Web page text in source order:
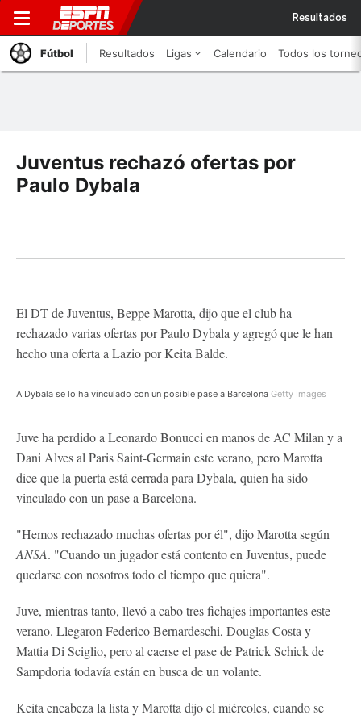
Resultados
Fútbol Resultados Ligas Calendario Todos los
Juventus rechazó ofertas por
Paulo Dybala
El DT de Juventus, Beppe Marotta, dijo que el club ha
rechazado varias ofertas por Paulo Dybala y agregó que le han
hecho una oferta a Lazio por Keita Balde.
A Dybala se lo ha vinculado con un posible pase a Barcelona Getty Images
Juve ha perdido a Leonardo Bonucci en manos de AC Milan y a
Dani Alves al Paris Saint-Germain este verano, pero Marotta
dice que la puerta está cerrada para Dybala, quien ha sido
vinculado con un pase a Barcelona.
"Hemos rechazado muchas ofertas por él", dijo Marotta según
ANSA. "Cuando un jugador está contento en Juventus, puede
quedarse con nosotros todo el tiempo que quiera".
Juve, mientras tanto, llevó a cabo tres fichajes importantes este
verano. Llegaron Federico Bernardeschi, Douglas Costa y
Mattia Di Sciglio, pero al caerse el pase de Patrick Schick de
Sampdoria todavía están en busca de un volante.
Keita encabeza la lista y Marotta dijo el miércoles, cuando se